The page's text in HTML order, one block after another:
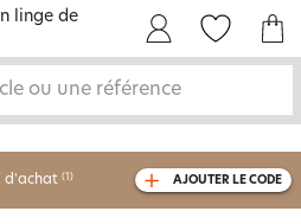
ou une référence
articles
d'achat (1) AJOUTER LE CODE